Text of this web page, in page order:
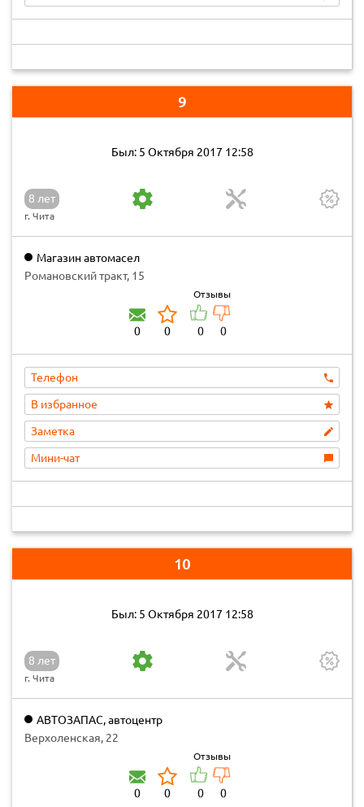
9
Был: 5 Октября 2017 12:58
8 лет
г. Чита
Магазин автомасел
Романовский тракт, 15
0 0
Отзывы
0 0
Телефон
В избранное
Заметка
Мини-чат
10
Был: 5 Октября 2017 12:58
8 лет
г. Чита
АВТОЗАПАС, автоцентр
Верхоленская, 22
0 0
Отзывы
0 0